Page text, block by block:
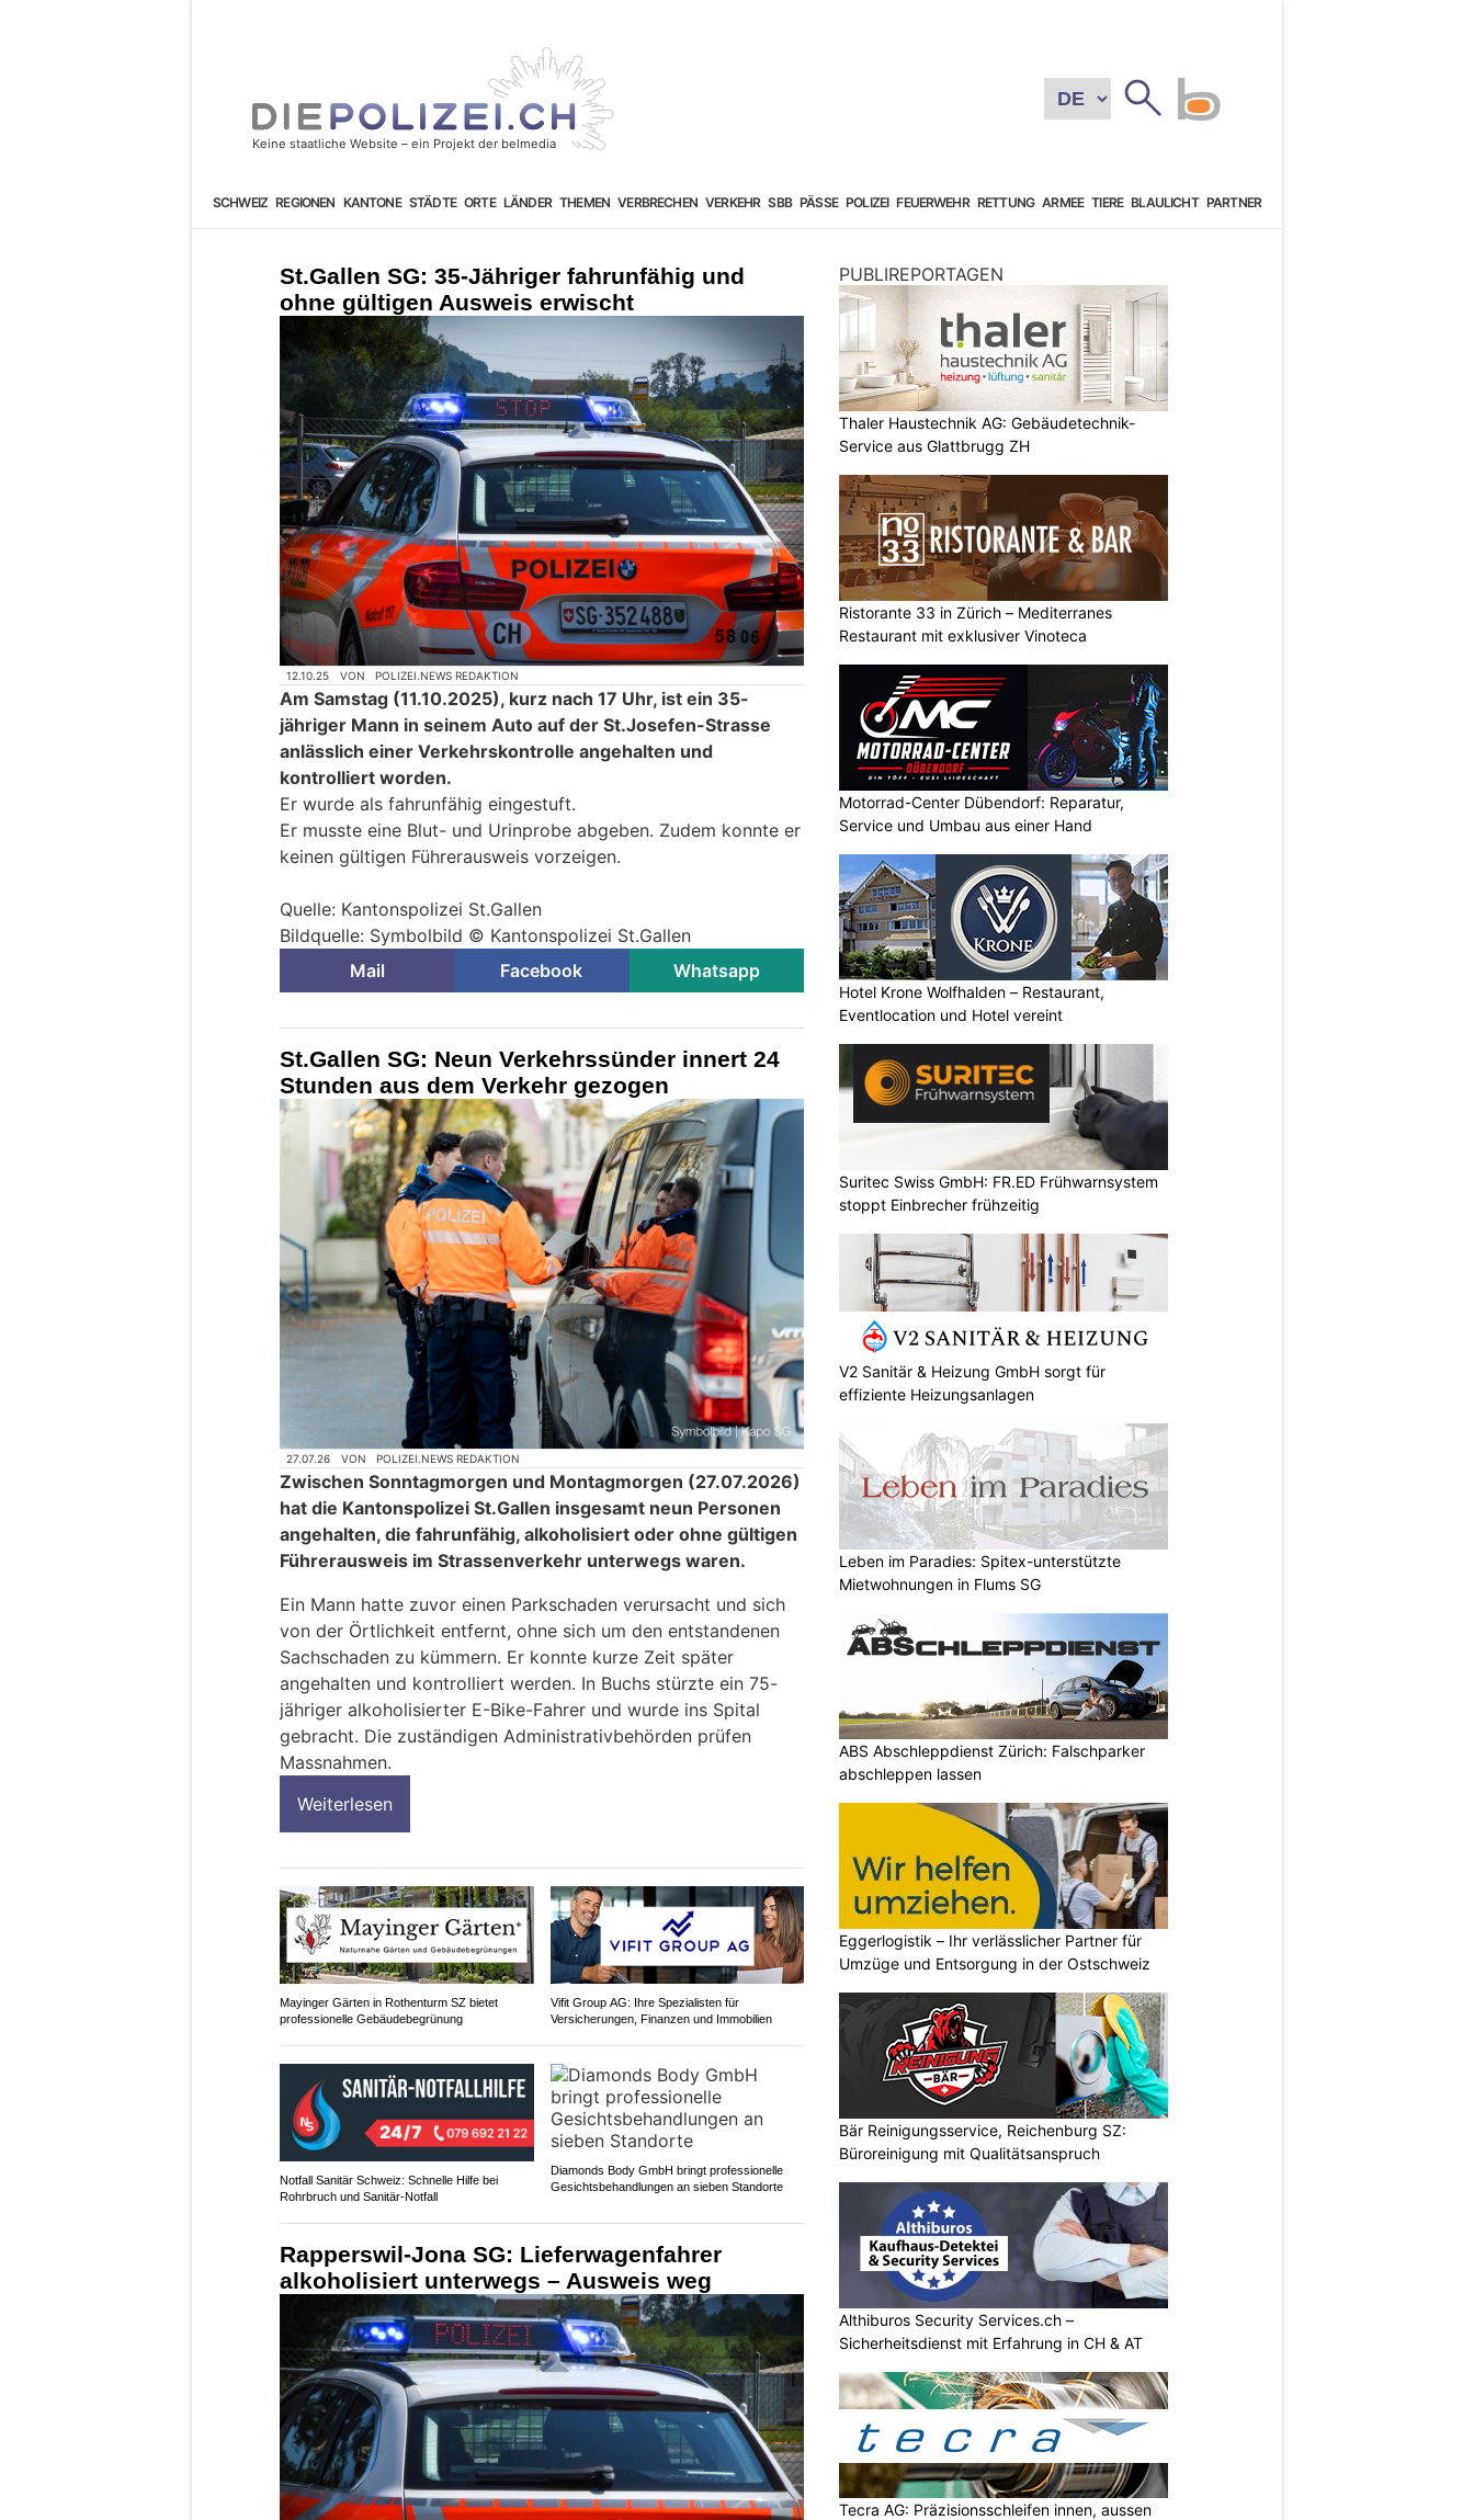
SCHWEIZ REGIONEN KANTONE STÄDTE ORTE LÄNDER THEMEN VERBRECHEN VERKEHR SBB PÄSSE POLIZEI FEUERWEHR RETTUNG ARMEE TIERE BLAULICHT PARTNER
St.Gallen SG: 35-Jähriger fahrunfähig und
ohne gültigen Ausweis erwischt
12.10.25 VON POLIZEI.NEWS REDAKTION
Am Samstag (11.10.2025), kurz nach 17 Uhr, ist ein 35-
jähriger Mann in seinem Auto auf der St.Josefen-Strasse
anlässlich einer Verkehrskontrolle angehalten und
kontrolliert worden.
Er wurde als fahrunfähig eingestuft.
Er musste eine Blut- und Urinprobe abgeben. Zudem konnte er
keinen gültigen Führerausweis vorzeigen.
Quelle: Kantonspolizei St.Gallen
Bildquelle: Symbolbild © Kantonspolizei St.Gallen
Mail
Facebook Whatsapp
St.Gallen SG: Neun Verkehrssünder innert 24
Stunden aus dem Verkehr gezogen
27.07.26 VON POLIZEI.NEWS REDAKTION
Zwischen Sonntagmorgen und Montagmorgen (27.07.2026)
hat die Kantonspolizei St.Gallen insgesamt neun Personen
angehalten, die fahrunfähig, alkoholisiert oder ohne gültigen
Führerausweis im Strassenverkehr unterwegs waren.
Ein Mann hatte zuvor einen Parkschaden verursacht und sich
von der Örtlichkeit entfernt, ohne sich um den entstandenen
Sachschaden zu kümmern. Er konnte kurze Zeit später
angehalten und kontrolliert werden. In Buchs stürzte ein 75-
jähriger alkoholisierter E-Bike-Fahrer und wurde ins Spital
gebracht. Die zuständigen Administrativbehörden prüfen
Massnahmen.
Weiterlesen
Mayinger Gärten in Rothenturm SZ bietet
professionelle Gebäudebegrünung
Vifit Group AG: Ihre Spezialisten für
Versicherungen, Finanzen und Immobilien
Notfall Sanitär Schweiz: Schnelle Hilfe bei
Rohrbruch und Sanitär-Notfall
Diamonds Body GmbH bringt professionelle
Gesichtsbehandlungen an sieben Standorte
Rapperswil-Jona SG: Lieferwagenfahrer
alkoholisiert unterwegs – Ausweis weg
PUBLIREPORTAGEN
Thaler Haustechnik AG: Gebäudetechnik-
Service aus Glattbrugg ZH
Ristorante 33 in Zürich – Mediterranes
Restaurant mit exklusiver Vinoteca
Motorrad-Center Dübendorf: Reparatur,
Service und Umbau aus einer Hand
Hotel Krone Wolfhalden – Restaurant,
Eventlocation und Hotel vereint
Suritec Swiss GmbH: FR.ED Frühwarnsystem
stoppt Einbrecher frühzeitig
V2 Sanitär & Heizung GmbH sorgt für
effiziente Heizungsanlagen
Leben im Paradies: Spitex-unterstützte
Mietwohnungen in Flums SG
ABS Abschleppdienst Zürich: Falschparker
abschleppen lassen
Eggerlogistik – Ihr verlässlicher Partner für
Umzüge und Entsorgung in der Ostschweiz
Bär Reinigungsservice, Reichenburg SZ:
Büroreinigung mit Qualitätsanspruch
Althiburos Security Services.ch –
Sicherheitsdienst mit Erfahrung in CH & AT
Tecra AG: Präzisionsschleifen innen, aussen